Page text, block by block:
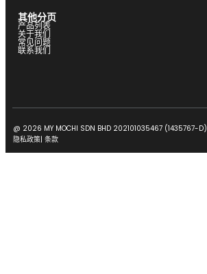
其他分页
产品列表
关于我们
常见问题
联系我们
@ 2026 MY MOCHI SDN BHD 202101035467 (1435767-D)
隐私政策| 条款